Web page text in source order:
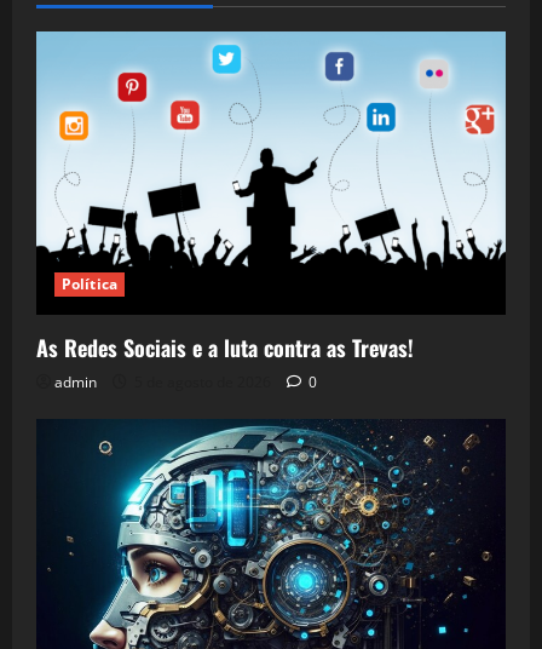
Política
As Redes Sociais e a luta contra as Trevas!
admin 0